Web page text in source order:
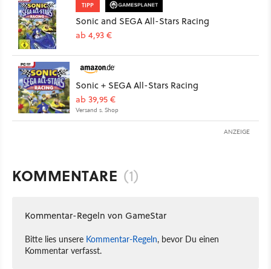
TIPP
Sonic and SEGA All-Stars Racing
ab 4,93 €
Sonic + SEGA All-Stars Racing
ab 39,95 €
Versand s. Shop
ANZEIGE
KOMMENTARE (1)
Kommentar-Regeln von GameStar
Bitte lies unsere Kommentar-Regeln, bevor Du einen
Kommentar verfasst.